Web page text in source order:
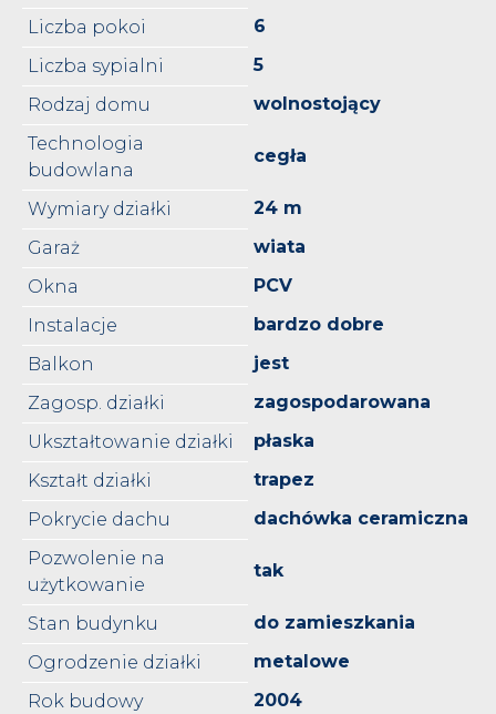
Liczba pokoi
6
Liczba sypialni
5
Rodzaj domu
wolnostojący
Technologia
budowlana
cegła
Wymiary działki
24 m
Garaż
wiata
Okna
PCV
Instalacje
bardzo dobre
Balkon
jest
Zagosp. działki
zagospodarowana
Ukształtowanie działki
płaska
Kształt działki
trapez
Pokrycie dachu
dachówka ceramiczna
Pozwolenie na
użytkowanie
tak
Stan budynku
do zamieszkania
Ogrodzenie działki
metalowe
Rok budowy
2004